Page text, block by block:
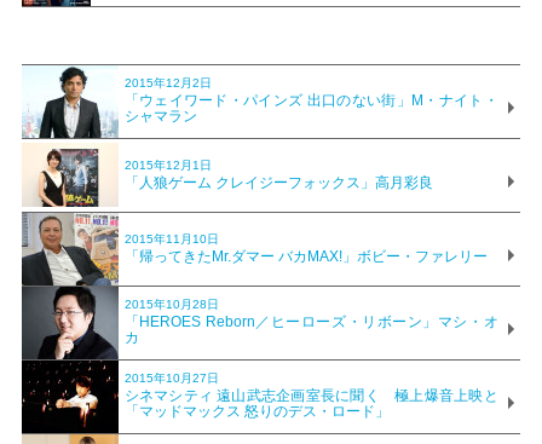
2015年12月2日
「ウェイワード・パインズ 出口のない街」M・ナイト・
シャマラン
2015年12月1日
「人狼ゲーム クレイジーフォックス」高月彩良
2015年11月10日
「帰ってきたMr.ダマー バカMAX!」ボビー・ファレリー
2015年10月28日
「HEROES Reborn／ヒーローズ・リボーン」マシ・オ
カ
2015年10月27日
シネマシティ 遠山武志企画室長に聞く 極上爆音上映と
「マッドマックス 怒りのデス・ロード」